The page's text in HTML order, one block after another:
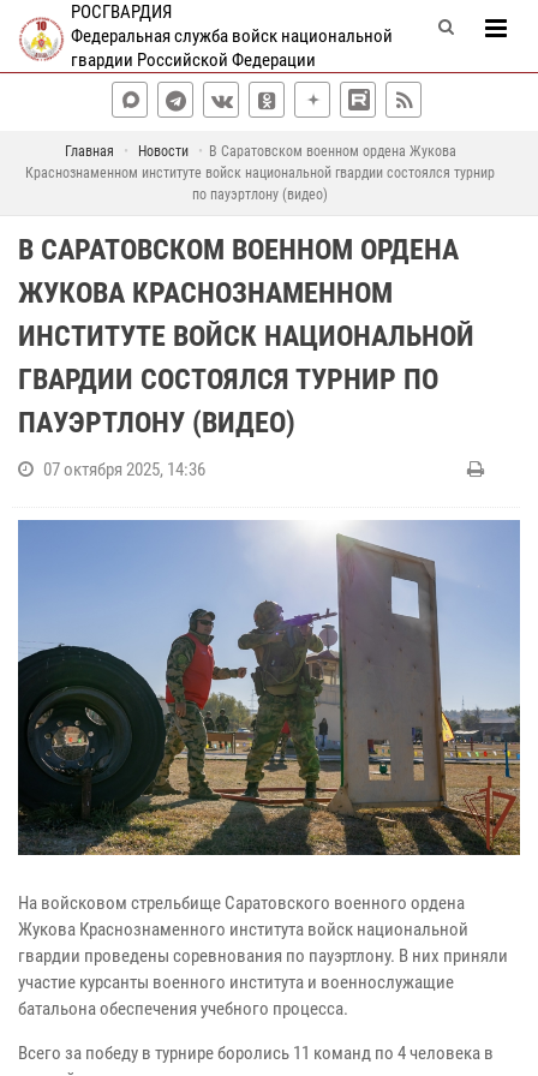
РОСГВАРДИЯ
Федеральная служба войск национальной
гвардии Российской Федерации
Главная Новости
В Саратовском военном ордена Жукова
Краснознаменном институте войск национальной гвардии состоялся турнир
по пауэртлону (видео)
В САРАТОВСКОМ ВОЕННОМ ОРДЕНА
ЖУКОВА КРАСНОЗНАМЕННОМ
ИНСТИТУТЕ ВОЙСК НАЦИОНАЛЬНОЙ
ГВАРДИИ СОСТОЯЛСЯ ТУРНИР ПО
ПАУЭРТЛОНУ (ВИДЕО)
07 октября 2025, 14:36
На войсковом стрельбище Саратовского военного ордена
Жукова Краснознаменного института войск национальной
гвардии проведены соревнования по пауэртлону. В них приняли
участие курсанты военного института и военнослужащие
батальона обеспечения учебного процесса.
Всего за победу в турнире боролись 11 команд по 4 человека в